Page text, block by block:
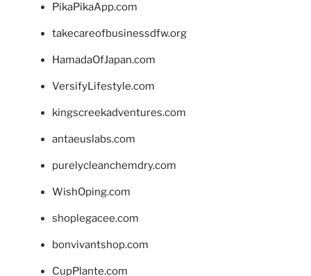
PikaPikaApp.com
takecareofbusinessdfw.org
HamadaOfJapan.com
VersifyLifestyle.com
kingscreekadventures.com
antaeuslabs.com
purelycleanchemdry.com
WishOping.com
shoplegacee.com
bonvivantshop.com
CupPlante.com